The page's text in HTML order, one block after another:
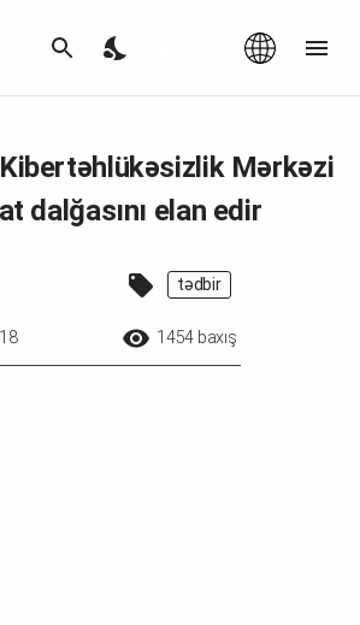
Mərkəzi
dalğasını elan edir
tədbir
1454 baxış